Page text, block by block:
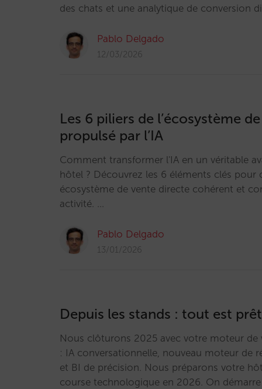
des chats et une analytique de conversion
Pablo Delgado
12/03/2026
Les 6 piliers de l’écosystème
propulsé par l’IA
Comment transformer l'IA en un véritable
hôtel ? Découvrez les 6 éléments clés pour
écosystème de vente directe cohérent et
activité. …
Pablo Delgado
13/01/2026
Depuis les stands : tout est
Nous clôturons 2025 avec votre moteur de
: IA conversationnelle, nouveau moteur de
et BI de précision. Nous préparons votre
course technologique en 2026. On